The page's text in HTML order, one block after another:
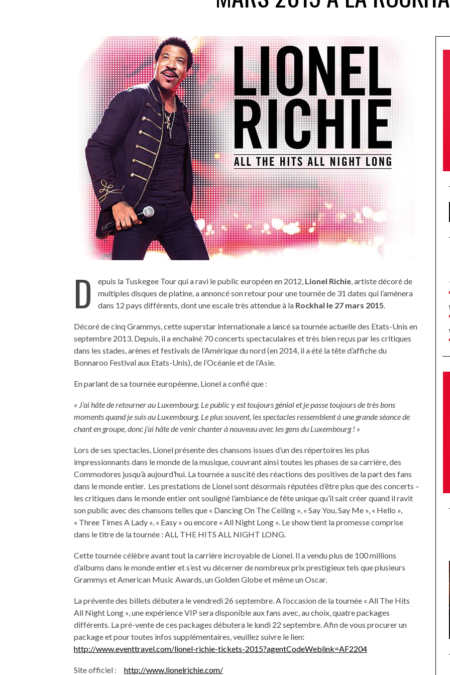
D epuis la Tuskegee Tour qui a ravi le public européen en 2012, Lionel Richie, artiste décoré de
multiples disques de platine, a annoncé son retour pour une tournée de 31 dates qui l’amènera
dans 12 pays différents, dont une escale très attendue à la Rockhal le 27 mars 2015.
Décoré de cinq Grammys, cette superstar internationale a lancé sa tournée actuelle des Etats-Unis en
septembre 2013. Depuis, il a enchaîné 70 concerts spectaculaires et très bien reçus par les critiques
dans les stades, arènes et festivals de l’Amérique du nord (en 2014, il a été la tête d’affiche du
Bonnaroo Festival aux Etats-Unis), de l’Océanie et de l’Asie.
En parlant de sa tournée européenne, Lionel a confié que :
« J’ai hâte de retourner au Luxembourg. Le public y est toujours génial et je passe toujours de très bons
moments quand je suis au Luxembourg. Le plus souvent, les spectacles ressemblent à une grande séance de
chant en groupe, donc j’ai hâte de venir chanter à nouveau avec les gens du Luxembourg ! »
Lors de ses spectacles, Lionel présente des chansons issues d’un des répertoires les plus
impressionnants dans le monde de la musique, couvrant ainsi toutes les phases de sa carrière, des
Commodores jusqu’à aujourd’hui. La tournée a suscité des réactions des positives de la part des fans
dans le monde entier. Les prestations de Lionel sont désormais réputées d’être plus que des concerts –
les critiques dans le monde entier ont souligné l’ambiance de fête unique qu’il sait créer quand il ravit
son public avec des chansons telles que « Dancing On The Ceiling », « Say You, Say Me », « Hello »,
« Three Times A Lady », « Easy » ou encore « All Night Long ». Le show tient la promesse comprise
dans le titre de la tournée : ALL THE HITS ALL NIGHT LONG.
Cette tournée célèbre avant tout la carrière incroyable de Lionel. Il a vendu plus de 100 millions
d’albums dans le monde entier et s’est vu décerner de nombreux prix prestigieux tels que plusieurs
Grammys et American Music Awards, un Golden Globe et même un Oscar.
La prévente des billets débutera le vendredi 26 septembre. A l’occasion de la tournée « All The Hits
All Night Long », une expérience VIP sera disponible aux fans avec, au choix, quatre packages
différents. La pré-vente de ces packages débutera le lundi 22 septembre. Afin de vous procurer un
package et pour toutes infos supplémentaires, veuillez suivre le lien:
http://www.eventtravel.com/lionel-richie-tickets-2015?agentCodeWeblink=AF2204
Site officiel : http://www.lionelrichie.com/